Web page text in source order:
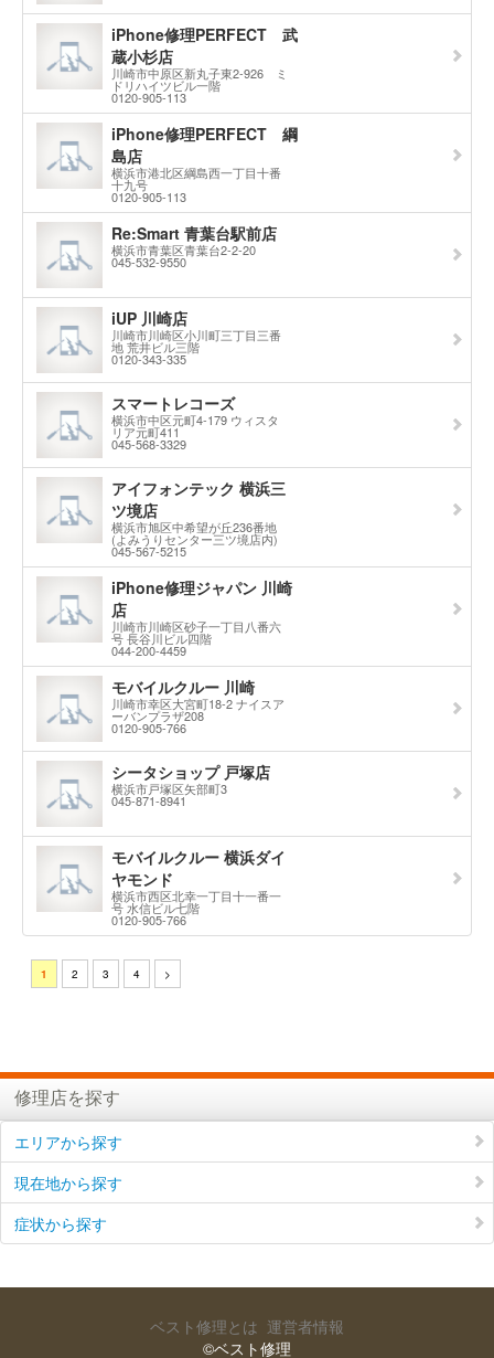
iPhone修理PERFECT 武
蔵小杉店
川崎市中原区新丸子東2-926 ミ
ドリハイツビル一階
0120-905-113
iPhone修理PERFECT 綱
島店
横浜市港北区綱島西一丁目十番
十九号
0120-905-113
Re:Smart 青葉台駅前店
横浜市青葉区青葉台2-2-20
045-532-9550
iUP 川崎店
川崎市川崎区小川町三丁目三番
地 荒井ビル三階
0120-343-335
スマートレコーズ
横浜市中区元町4-179 ウィスタ
リア元町411
045-568-3329
アイフォンテック 横浜三
ツ境店
横浜市旭区中希望が丘236番地
(よみうりセンター三ツ境店内)
045-567-5215
iPhone修理ジャパン 川崎
店
川崎市川崎区砂子一丁目八番六
号 長谷川ビル四階
044-200-4459
モバイルクルー 川崎
川崎市幸区大宮町18-2 ナイスア
ーバンプラザ208
0120-905-766
シータショップ 戸塚店
横浜市戸塚区矢部町3
045-871-8941
モバイルクルー 横浜ダイ
ヤモンド
横浜市西区北幸一丁目十一番一
号 水信ビル七階
0120-905-766
1 2 3 4 >
修理店を探す
エリアから探す
現在地から探す
症状から探す
ベスト修理とは 運営者情報
©ベスト修理